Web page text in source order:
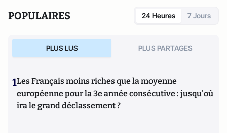
POPULAIRES 24 Heures 7 Jours
PLUS LUS PLUS PARTAGES
1Les Français moins riches que la moyenne
européenne pour la 3e année consécutive : jusqu'où
ira le grand déclassement ?